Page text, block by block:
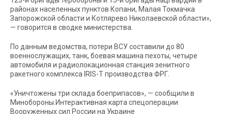
районах населенных пунктов Копани, Малая Токмачка
Запорожской области и Котлярево Николаевской области»,
— говорится в сводке министерства.
По данным ведомства, потери ВСУ составили до 80
военнослужащих, танк, боевая машина пехоты, четыре
автомобиля и радиолокационная станция зенитного
ракетного комплекса IRIS-T производства ФРГ.
«Уничтожены три склада боеприпасов», — сообщили в
Минобороны.Интерактивная карта спецоперации
Вооруженных сил России на Украине